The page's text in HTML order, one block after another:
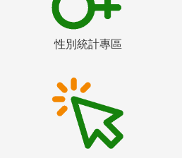
性別統計專區